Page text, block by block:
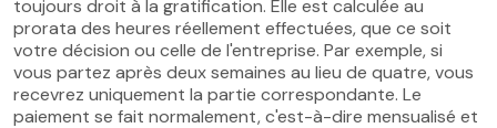
toujours droit à la gratification. Elle est calculée au
prorata des heures réellement effectuées, que ce soit
votre décision ou celle de l'entreprise. Par exemple, si
vous partez après deux semaines au lieu de quatre, vous
recevrez uniquement la partie correspondante. Le
paiement se fait normalement, c'est-à-dire mensualisé et